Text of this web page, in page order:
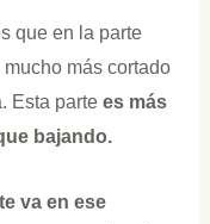
que en la parte
más cortado
Esta parte es más
bajando.
va en ese